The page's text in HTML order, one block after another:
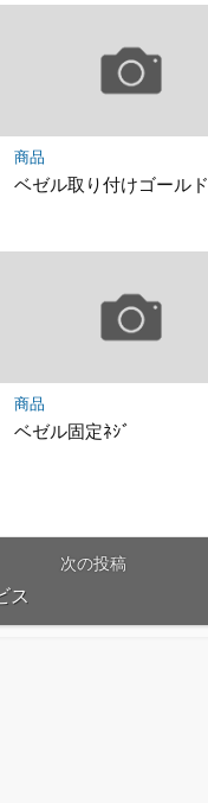
商品
ベゼル取り付けゴールド
商品
ベゼル固定ﾈｼﾞ
次の投稿
ス